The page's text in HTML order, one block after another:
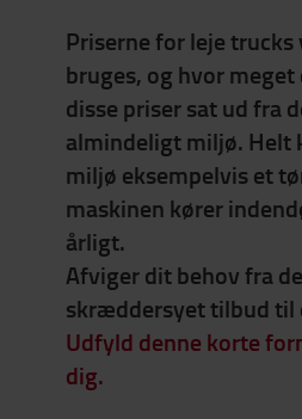
Priserne for leje
bruges, og hvor
disse priser sat ud fra
almindeligt miljø. Helt
miljø eksempelvis et
maskinen kører
årligt.
Afviger dit behov fra
skræddersyet tilbud til
Udfyld denne korte
dig.